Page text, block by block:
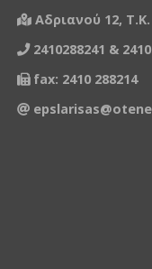
Αδριανού 12, Τ.Κ.
2410288241 &
fax: 2410 288214